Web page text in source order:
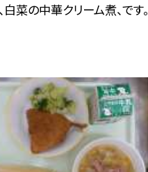
白菜の中華クリーム煮、です。